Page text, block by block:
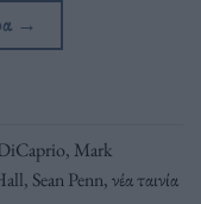
→
, Mark
, Sean Penn,νέα ταινία